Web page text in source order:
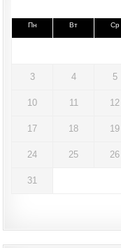
Пн Вт Ср
3 4 5
10 11 12
17 18 19
24 25 26
31